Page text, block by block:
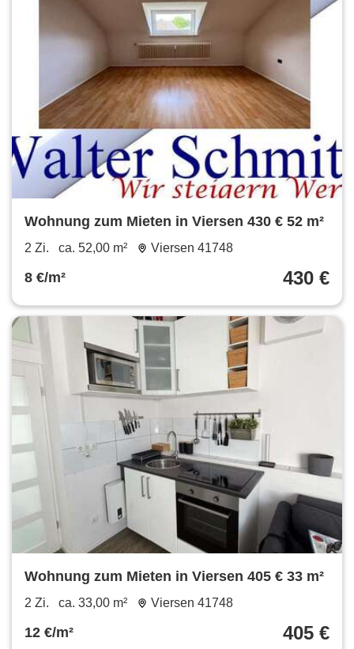
Wohnung zum Mieten in Viersen 430 € 52 m²
2 Zi. ca. 52,00 m² Viersen 41748
8 €/m² 430 €
Wohnung zum Mieten in Viersen 405 € 33 m²
2 Zi. ca. 33,00 m² Viersen 41748
12 €/m² 405 €